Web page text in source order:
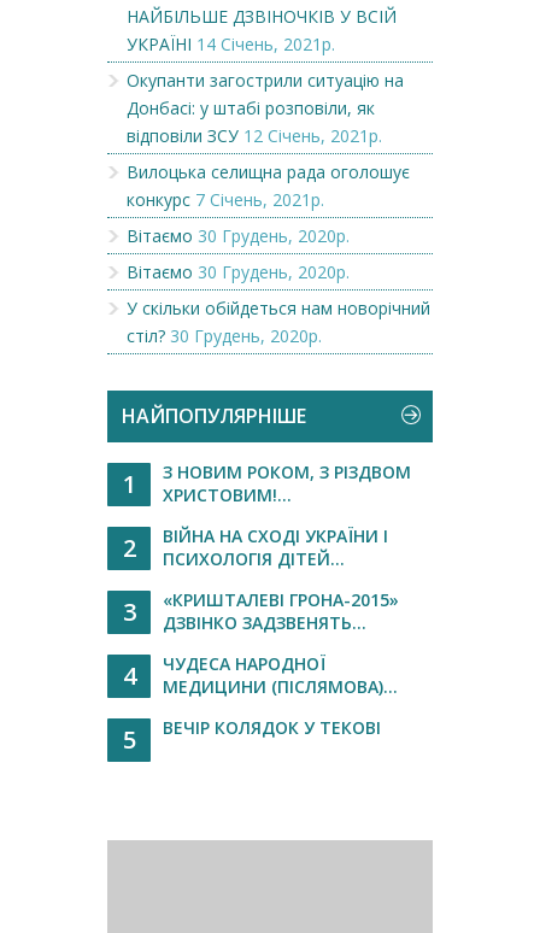
НАЙБІЛЬШЕ ДЗВІНОЧКІВ У ВСІЙ
УКРАЇНІ 14 Січень, 2021р.
Окупанти загострили ситуацію на
Донбасі: у штабі розповіли, як
відповіли ЗСУ 12 Січень, 2021р.
Вилоцька селищна рада оголошує
конкурс 7 Січень, 2021р.
Вітаємо 30 Грудень, 2020р.
Вітаємо 30 Грудень, 2020р.
У скільки обійдеться нам новорічний
стіл? 30 Грудень, 2020р.
НАЙПОПУЛЯРНІШЕ
1
З НОВИМ РОКОМ, З РІЗДВОМ
ХРИСТОВИМ!...
2
ВІЙНА НА СХОДІ УКРАЇНИ І
ПСИХОЛОГІЯ ДІТЕЙ...
3
«КРИШТАЛЕВІ ГРОНА-2015»
ДЗВІНКО ЗАДЗВЕНЯТЬ...
4
ЧУДЕСА НАРОДНОЇ
МЕДИЦИНИ (ПІСЛЯМОВА)...
5 ВЕЧІР КОЛЯДОК У ТЕКОВІ